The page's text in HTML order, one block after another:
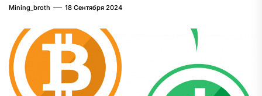
Mining_broth 18 Сентября 2024